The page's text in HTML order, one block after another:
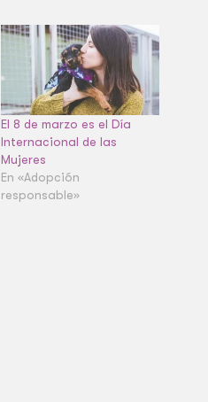
El 8 de marzo es el Día
Internacional de las
Mujeres
En «Adopción
responsable»